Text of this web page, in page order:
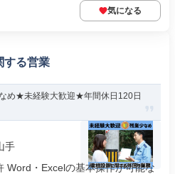
気になる
する営業
なめ★未経験大歓迎★年間休日120日
手
Word・Excelの基本操作が可能な